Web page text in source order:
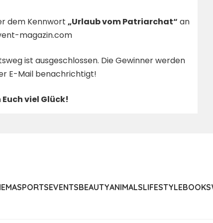
dem Kennwort „Urlaub vom Patriarchat“ an
magazin.com
ist ausgeschlossen. Die Gewinner werden
E-Mail benachrichtigt!
viel Glück!
SPORTSEVENTSBEAUTYANIMALSLIFESTYLEBOOKS